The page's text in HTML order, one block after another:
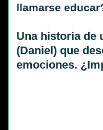
llamarse
Una historia de
(Daniel) que
emociones.